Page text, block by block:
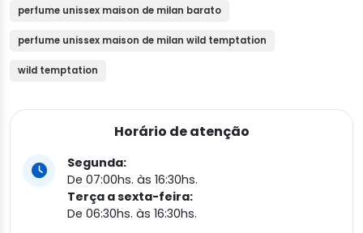
perfume unissex maison de milan barato
perfume unissex maison de milan wild temptation
wild temptation
Horário de atenção
Segunda:
De 07:00hs. às 16:30hs.
Terça a sexta-feira:
De 06:30hs. às 16:30hs.